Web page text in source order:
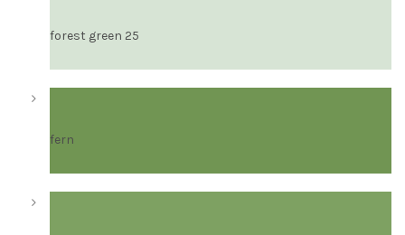
forest green 25
fern